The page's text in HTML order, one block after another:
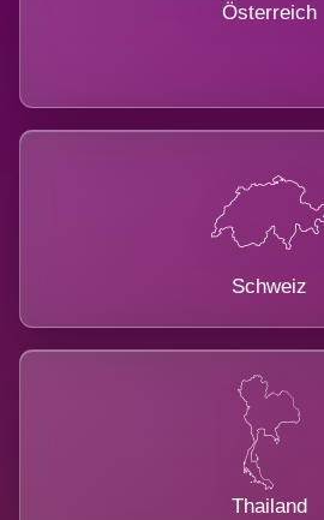
Österreich
Schweiz
Thailand